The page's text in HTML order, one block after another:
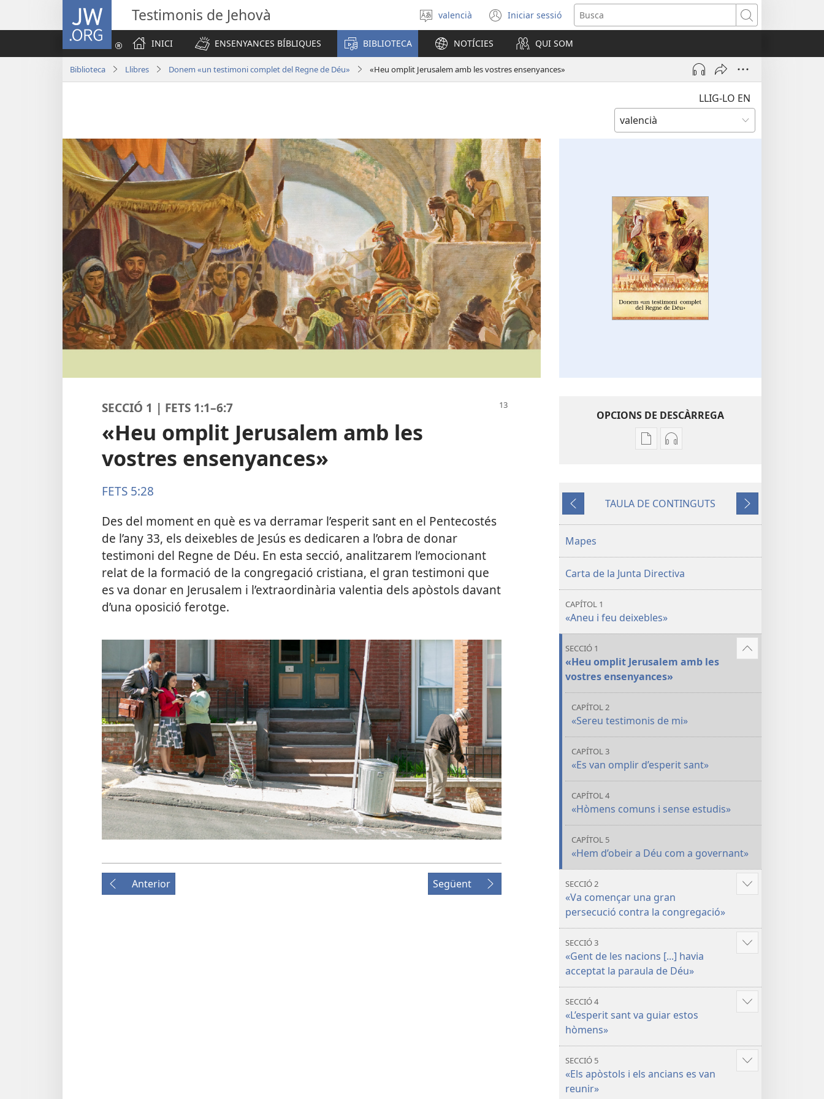
JW.ORG Testimonis de Jehovà
Seleccionar
un
idioma
valencià Iniciar sessió
(obri
en
una
finestra
nova)
Busca
INICI
ENSENYANCES BÍBLIQUES BIBLIOTECA NOTÍCIES QUI SOM
Biblioteca Llibres Donem «un testimoni complet del Regne de Déu» «Heu omplit Jerusalem amb les vostres ensenyances»
LLIG-LO EN
SECCIÓ 1 | FETS 1:1–6:7
«Heu omplit Jerusalem amb les
vostres ensenyances»
FETS 5:28
Des del moment en què es va derramar l’esperit sant en el Pentecostés
de l’any 33, els deixebles de Jesús es dedicaren a l’obra de donar
testimoni del Regne de Déu. En esta secció, analitzarem l’emocionant
relat de la formació de la congregació cristiana, el gran testimoni que
es va donar en Jerusalem i l’extraordinària valentia dels apòstols davant
d’una oposició ferotge.
Anterior Següent
OPCIONS DE DESCÀRREGA
Opcions
la
complet
del
de
Déu»
Opcions
Donem
Regne
de
Anterior
TAULA DE CONTINGUTS
Següent
Mapes
Carta de la Junta Directiva
CAPÍTOL 1
«Aneu i feu deixebles»
SECCIÓ 1
«Heu omplit Jerusalem amb les
vostres ensenyances»
Vore'n
CAPÍTOL 2
«Sereu testimonis de mi»
CAPÍTOL 3
«Es van omplir d’esperit sant»
CAPÍTOL 4
«Hòmens comuns i sense estudis»
CAPÍTOL 5
«Hem d’obeir a Déu com a governant»
SECCIÓ 2
«Va començar una gran
persecució contra la congregació»
Vore'n
SECCIÓ 3
«Gent de les nacions [...] havia
acceptat la paraula de Déu»
Vore'n
SECCIÓ 4
«L’esperit sant va guiar estos
hòmens»
Vore'n
SECCIÓ 5
«Els apòstols i els ancians es van
reunir»
Vore'n